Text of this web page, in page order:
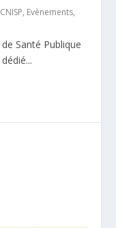
CNISP, Evènements,
Santé Publique